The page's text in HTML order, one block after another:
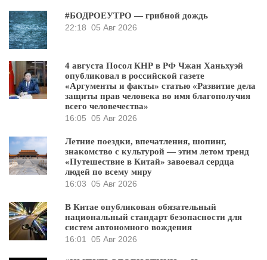
#БОДРОЕУТРО — грибной дождь
22:18 05 Авг 2026
4 августа Посол КНР в РФ Чжан Ханьхуэй
опубликовал в российской газете
«Аргументы и факты» статью «Развитие дела
защиты прав человека во имя благополучия
всего человечества»
16:05 05 Авг 2026
Летние поездки, впечатления, шопинг,
знакомство с культурой — этим летом тренд
«Путешествие в Китай» завоевал сердца
людей по всему миру
16:03 05 Авг 2026
В Китае опубликован обязательный
национальный стандарт безопасности для
систем автономного вождения
16:01
05 Авг 2026